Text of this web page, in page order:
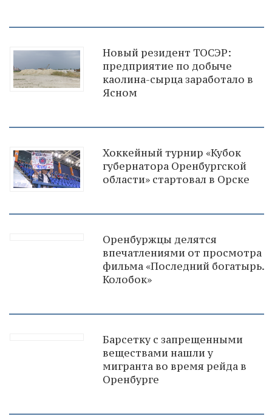
Новый резидент ТОСЭР:
предприятие по добыче
каолина-сырца заработало в
Ясном
Хоккейный турнир «Кубок
губернатора Оренбургской
области» стартовал в Орске
Оренбуржцы делятся
впечатлениями от просмотра
фильма «Последний богатырь.
Колобок»
Барсетку с запрещенными
веществами нашли у
мигранта во время рейда в
Оренбурге